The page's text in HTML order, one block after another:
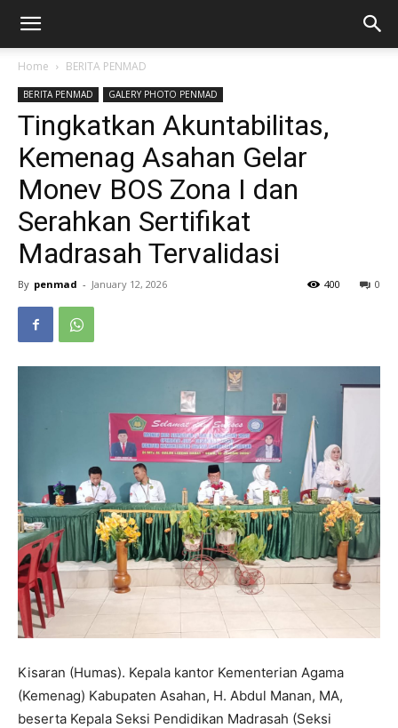
Home BERITA PENMAD
BERITA PENMAD GALERY PHOTO PENMAD
Tingkatkan Akuntabilitas,
Kemenag Asahan Gelar
Monev BOS Zona I dan
Serahkan Sertifikat
Madrasah Tervalidasi
By penmad - January 12, 2026 0
400
Kisaran (Humas). Kepala kantor Kementerian Agama
(Kemenag) Kabupaten Asahan, H. Abdul Manan, MA,
beserta Kepala Seksi Pendidikan Madrasah (Seksi